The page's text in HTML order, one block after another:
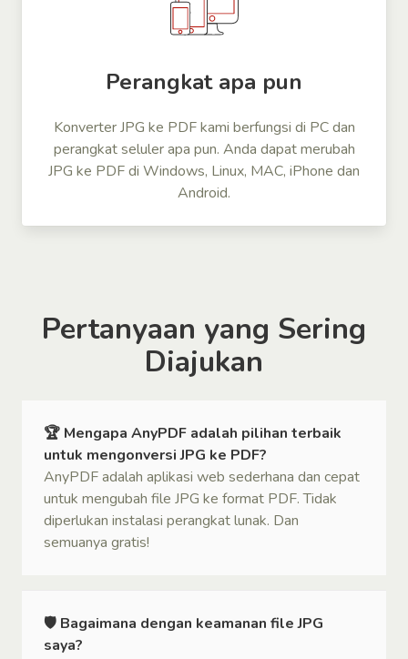
Perangkat apa pun
Konverter JPG ke PDF kami berfungsi di PC dan
perangkat seluler apa pun. Anda dapat merubah
JPG ke PDF di Windows, Linux, MAC, iPhone dan
Android.
Pertanyaan yang Sering
Diajukan
🏆 Mengapa AnyPDF adalah pilihan terbaik
untuk mengonversi JPG ke PDF?
AnyPDF adalah aplikasi web sederhana dan cepat
untuk mengubah file JPG ke format PDF. Tidak
diperlukan instalasi perangkat lunak. Dan
semuanya gratis!
🛡 Bagaimana dengan keamanan file JPG
saya?